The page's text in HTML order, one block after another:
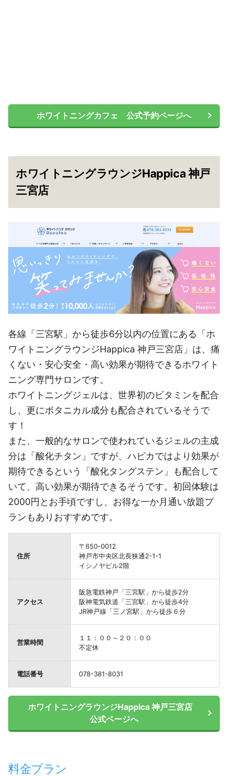
ホワイトニングカフェ 公式予約ページへ
ホワイトニングラウンジHappica 神戸
三宮店
各線「三宮駅」から徒歩6分以内の位置にある「ホ
ワイトニングラウンジHappica 神戸三宮店」は、痛
くない・安心安全・高い効果が期待できるホワイト
ニング専門サロンです。
ホワイトニングジェルは、世界初のビタミンを配合
し、更にボタニカル成分も配合されているそうで
す！
また、一般的なサロンで使われているジェルの主成
分は「酸化チタン」ですが、ハピカではより効果が
期待できるという「酸化タングステン」も配合して
いて、高い効果が期待できるそうです。初回体験は
2000円とお手頃ですし、お得な一か月通い放題プ
ランもありおすすめです。
住所
〒650-0012
神戸市中央区北長狭通2-1-1
イシノヤビル2階
アクセス
阪急電鉄神戸「三宮駅」から徒歩2分
阪神電気鉄道「三宮駅」から徒歩4分
JR神戸線「三ノ宮駅」から徒歩６分
営業時間
１１：００～２０：００
不定休
電話番号 078-381-8031
ホワイトニングラウンジHappica 神戸三宮店
公式ページへ
料金プラン